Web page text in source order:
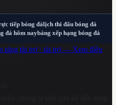
tiếp bóng đálịch thi đấu bóng đá
đá hôm naybảng xếp hạng bóng đá
tảng tài trợ · tài trợ — Xem điều